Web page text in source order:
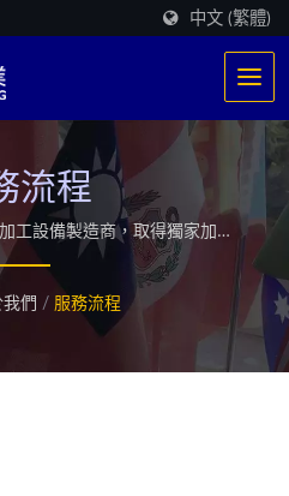
中文 (繁體)
流程
工設備製造商，取得獨家加熱
過500多條油炸生產線，提供
乾燥機及擔任首間微波能源設
帶領你創新食品未來，引領客戶
我們 / 服務流程